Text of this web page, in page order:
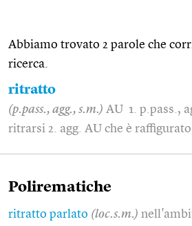
Abbiamo trovato 2 parole che
ricerca.
ritratto
(p.pass., agg., s.m.) AU 1. p.pass.,
ritrarsi 2. agg. AU che è
Polirematiche
ritratto parlato (loc.s.m.)